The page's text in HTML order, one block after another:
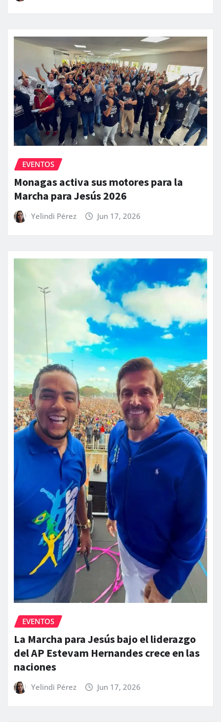
EVENTOS
Monagas activa sus motores para la
Marcha para Jesús 2026
Yelindi Pérez Jun 17, 2026
EVENTOS
La Marcha para Jesús bajo el liderazgo
del AP Estevam Hernandes crece en las
naciones
Yelindi Pérez Jun 17, 2026